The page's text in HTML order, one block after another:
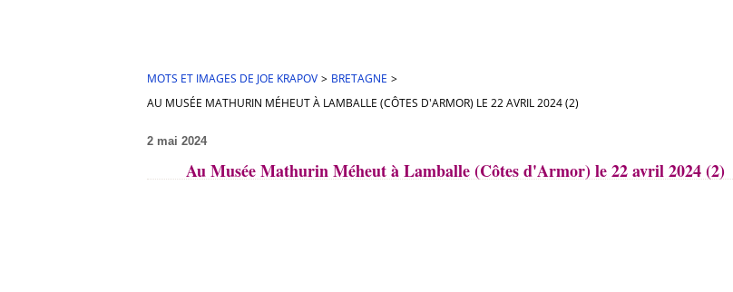
MOTS ET IMAGES DE JOE KRAPOV > BRETAGNE >
AU MUSÉE MATHURIN MÉHEUT À LAMBALLE (CÔTES D'ARMOR) LE 22 AVRIL 2024 (2)
2 mai 2024
Au Musée Mathurin Méheut à Lamballe (Côtes d'Armor) le 22 avril 2024 (2)